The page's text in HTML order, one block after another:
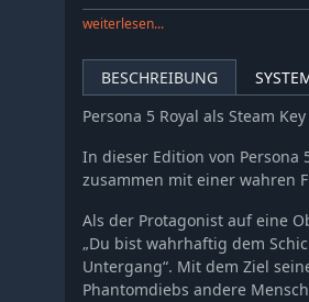
weiterlesen...
BESCHREIBUNG
Persona 5 Royal als Steam
In dieser Edition von Persona
zusammen mit einer wahren
Als der Protagonist auf eine
„Du bist wahrhaftig dem
Untergang“. Mit dem Ziel
Phantomdiebs andere